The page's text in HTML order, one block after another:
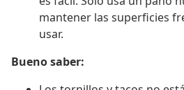
mantener las superficies
usar.
Bueno saber: